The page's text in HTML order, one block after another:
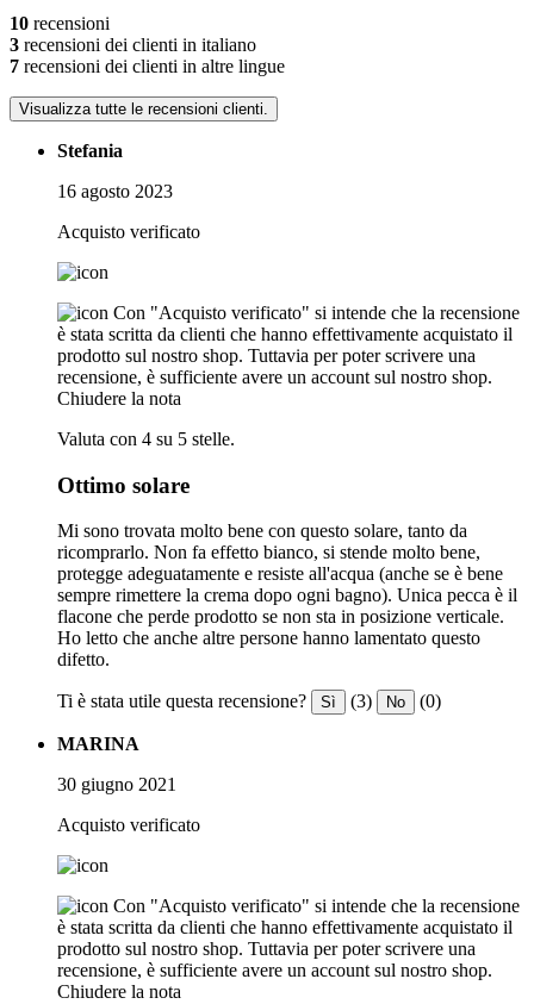
10 recensioni
3 recensioni dei clienti in italiano
7 recensioni dei clienti in altre lingue
Visualizza tutte le recensioni clienti.
Stefania
16 agosto 2023
Acquisto verificato
Con "Acquisto verificato" si intende che la recensione
è stata scritta da clienti che hanno effettivamente acquistato il
prodotto sul nostro shop. Tuttavia per poter scrivere una
recensione, è sufficiente avere un account sul nostro shop.
Chiudere la nota
Valuta con 4 su 5 stelle.
Ottimo solare
Mi sono trovata molto bene con questo solare, tanto da
ricomprarlo. Non fa effetto bianco, si stende molto bene,
protegge adeguatamente e resiste all'acqua (anche se è bene
sempre rimettere la crema dopo ogni bagno). Unica pecca è il
flacone che perde prodotto se non sta in posizione verticale.
Ho letto che anche altre persone hanno lamentato questo
difetto.
Ti è stata utile questa recensione? Sì (3) No (0)
MARINA
30 giugno 2021
Acquisto verificato
Con "Acquisto verificato" si intende che la recensione
è stata scritta da clienti che hanno effettivamente acquistato il
prodotto sul nostro shop. Tuttavia per poter scrivere una
recensione, è sufficiente avere un account sul nostro shop.
Chiudere la nota